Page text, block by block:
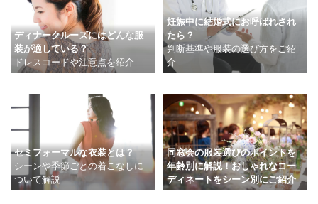
ディナークルーズにはどんな服
装が適している？
ドレスコードや注意点を紹介
妊娠中に結婚式にお呼ばれされ
たら？
判断基準や服装の選び方をご紹
介
セミフォーマルな衣装とは？
シーンや季節ごとの着こなしに
ついて解説
同窓会の服装選びのポイントを
年齢別に解説！おしゃれなコー
ディネートをシーン別にご紹介